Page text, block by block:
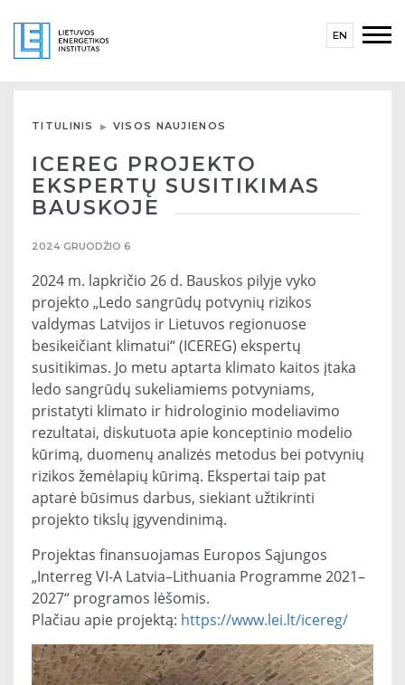
EN
TITULINIS VISOS NAUJIENOS
ICEREG PROJEKTO
EKSPERTŲ SUSITIKIMAS
BAUSKOJE
2024 GRUODŽIO 6
2024 m. lapkričio 26 d. Bauskos pilyje vyko
projekto „Ledo sangrūdų potvynių rizikos
valdymas Latvijos ir Lietuvos regionuose
besikeičiant klimatui“ (ICEREG) ekspertų
susitikimas. Jo metu aptarta klimato kaitos įtaka
ledo sangrūdų sukeliamiems potvyniams,
pristatyti klimato ir hidrologinio modeliavimo
rezultatai, diskutuota apie konceptinio modelio
kūrimą, duomenų analizės metodus bei potvynių
rizikos žemėlapių kūrimą. Ekspertai taip pat
aptarė būsimus darbus, siekiant užtikrinti
projekto tikslų įgyvendinimą.
Projektas finansuojamas Europos Sąjungos
„Interreg VI-A Latvia–Lithuania Programme 2021–
2027“ programos lėšomis.
Plačiau apie projektą: https://www.lei.lt/icereg/